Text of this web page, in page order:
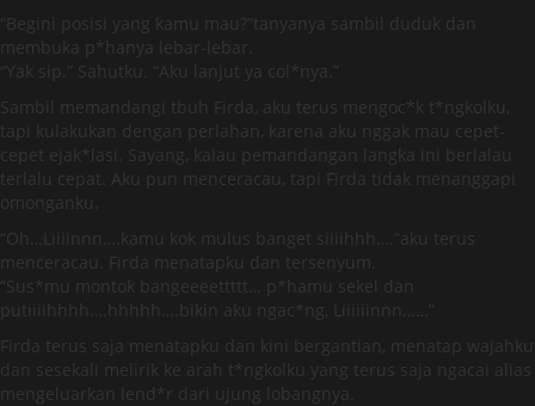
“Begini posisi yang kamu mau?”tanyanya sambil duduk dan
membuka p*hanya lebar-lebar.
“Yak sip.” Sahutku. “Aku lanjut ya col*nya.”
Sambil memandangi tbuh Firda, aku terus mengoc*k t*ngkolku,
tapi kulakukan dengan perlahan, karena aku nggak mau cepet-
cepet ejak*lasi. Sayang, kalau pemandangan langka ini berlalau
terlalu cepat. Aku pun menceracau, tapi Firda tidak menanggapi
omonganku.
“Oh…Liiiinnn….kamu kok mulus banget siiiihhh….”aku terus
menceracau. Firda menatapku dan tersenyum.
“Sus*mu montok bangeeeettttt… p*hamu sekel dan
putiiiihhhh….hhhhh….bikin aku ngac*ng, Liiiiiinnn……”
Firda terus saja menatapku dan kini bergantian, menatap wajahku
dan sesekali melirik ke arah t*ngkolku yang terus saja ngacai alias
mengeluarkan lend*r dari ujung lobangnya.